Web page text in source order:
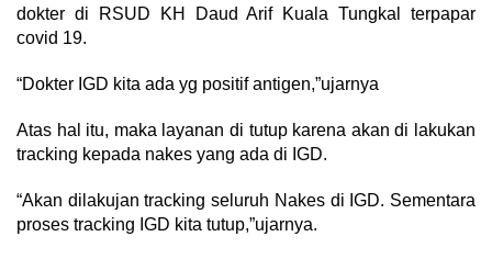
dokter di RSUD KH Daud Arif Kuala Tungkal terpapar
covid 19.
“Dokter IGD kita ada yg positif antigen,”ujarnya
Atas hal itu, maka layanan di tutup karena akan di lakukan
tracking kepada nakes yang ada di IGD.
“Akan dilakujan tracking seluruh Nakes di IGD. Sementara
proses tracking IGD kita tutup,”ujarnya.